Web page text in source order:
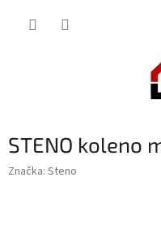
STENO koleno
Značka: Steno